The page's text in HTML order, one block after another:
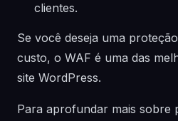
clientes.
Se você deseja uma
custo, o WAF é uma das
site WordPress.
Para aprofundar mais sobre